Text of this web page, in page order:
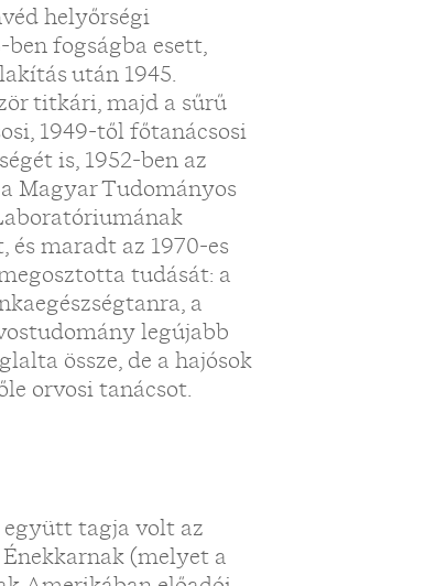
helyőrségi
fogságba esett,
után 1945.
titkári, majd a sűrű
1949-től főtanácsosi
is, 1952-ben az
Magyar Tudományos
és maradt az 1970-es
tudását: a
a
legújabb
össze, de a hajósok
orvosi tanácsot.
tagja volt az
(melyet a